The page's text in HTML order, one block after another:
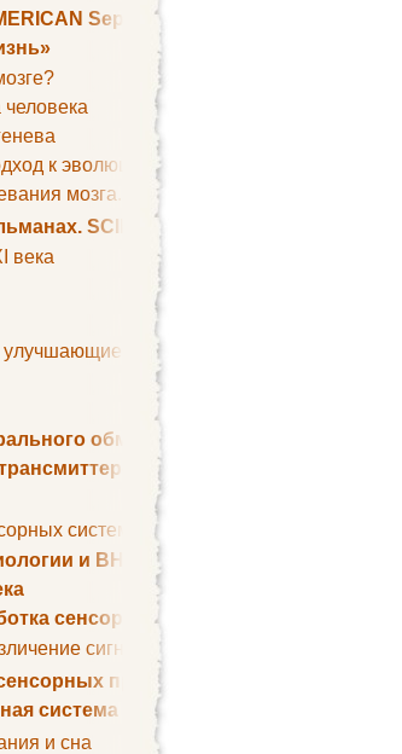
September 1979
к эволюции мозга
мозга. Все может начаться с
SCIENTIFIC AMERICAN
века
умственные способности
обмена веществ
систем
и ВНД
сенсорных сигналов
сигналов. Сенсорная рецепция
процессов
система
и сна